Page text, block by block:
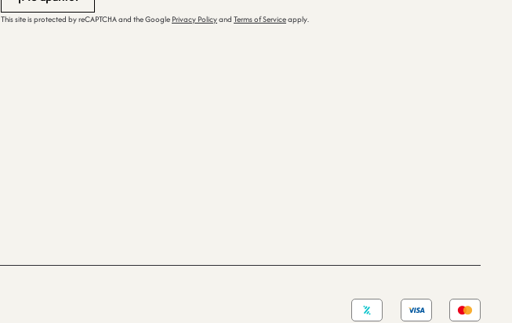
This site is protected by reCAPTCHA and the Google Privacy Policyand Terms of Serviceapply.